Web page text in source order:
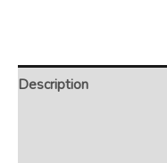
Description